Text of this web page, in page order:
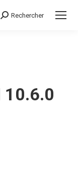
Search:
Rechercher
10.6.0